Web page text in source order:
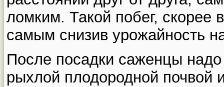
ломким. Такой побег, скорее
самым снизив урожайность
После посадки саженцы
рыхлой плодородной почвой